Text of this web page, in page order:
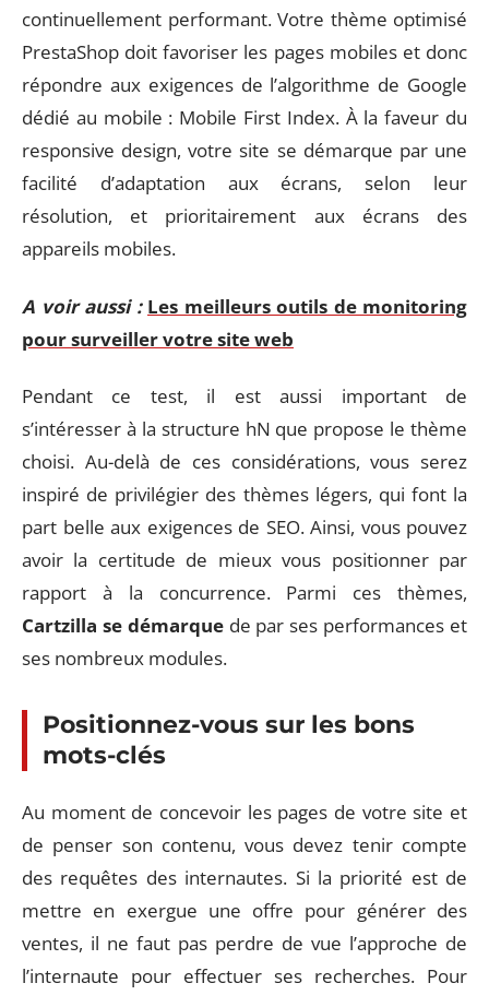
continuellement performant. Votre thème optimisé
PrestaShop doit favoriser les pages mobiles et donc
répondre aux exigences de l’algorithme de Google
dédié au mobile : Mobile First Index. À la faveur du
responsive design, votre site se démarque par une
facilité d’adaptation aux écrans, selon leur
résolution, et prioritairement aux écrans des
appareils mobiles.
A voir aussi : Les meilleurs outils de monitoring
pour surveiller votre site web
Pendant ce test, il est aussi important de
s’intéresser à la structure hN que propose le thème
choisi. Au-delà de ces considérations, vous serez
inspiré de privilégier des thèmes légers, qui font la
part belle aux exigences de SEO. Ainsi, vous pouvez
avoir la certitude de mieux vous positionner par
rapport à la concurrence. Parmi ces thèmes,
Cartzilla se démarquede par ses performances et
ses nombreux modules.
Positionnez-vous sur les bons
mots-clés
Au moment de concevoir les pages de votre site et
de penser son contenu, vous devez tenir compte
des requêtes des internautes. Si la priorité est de
mettre en exergue une offre pour générer des
ventes, il ne faut pas perdre de vue l’approche de
l’internaute pour effectuer ses recherches. Pour